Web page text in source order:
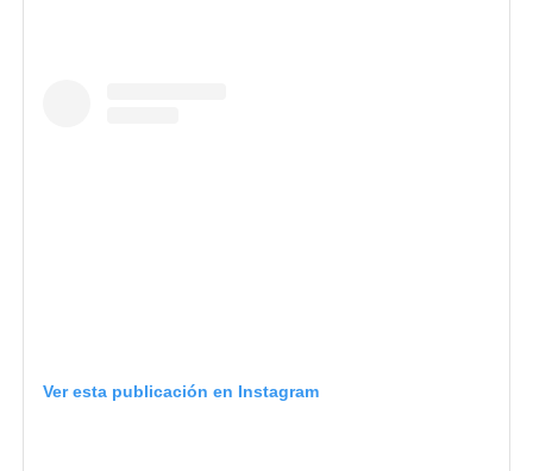
Ver esta publicación en Instagram